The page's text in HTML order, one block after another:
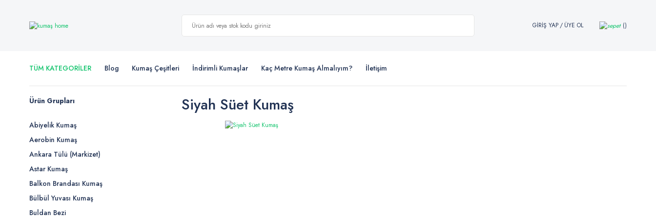
GİRİŞ YAP/ ÜYE OL
TÜM KATEGORİLER Blog Kumaş Çeşitleri İndirimli Kumaşlar Kaç Metre Kumaş Almalıyım? İletişim
Ürün Grupları
Abiyelik Kumaş
Aerobin Kumaş
Ankara Tülü (Markizet)
Astar Kumaş
Balkon Brandası Kumaş
Bülbül Yuvası Kumaş
Buldan Bezi
Siyah Süet Kumaş